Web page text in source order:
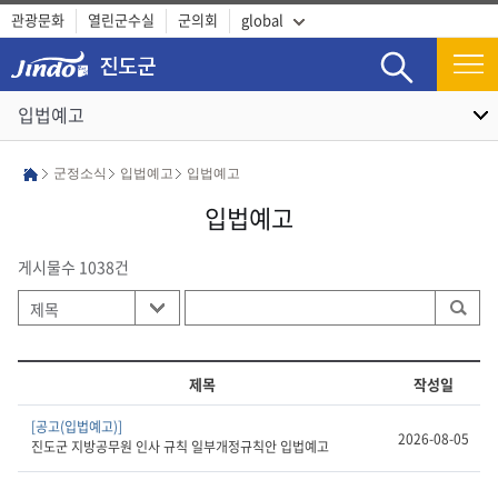
검색
관광문화 열린군수실 군의회 global
입법예고
군정소식 입법예고 입법예고
입법예고
게시물수 1038건
제목 작성일
[공고(입법예고)]
진도군 지방공무원 인사 규칙 일부개정규칙안 입법예고
2026-08-05